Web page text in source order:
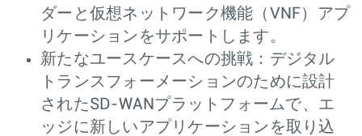
ダーと仮想ネットワーク機能（VNF）アプ
リケーションをサポートします。
新たなユースケースへの挑戦：デジタル
トランスフォーメーションのために設計
されたSD-WANプラットフォームで、エ
ッジに新しいアプリケーションを取り込